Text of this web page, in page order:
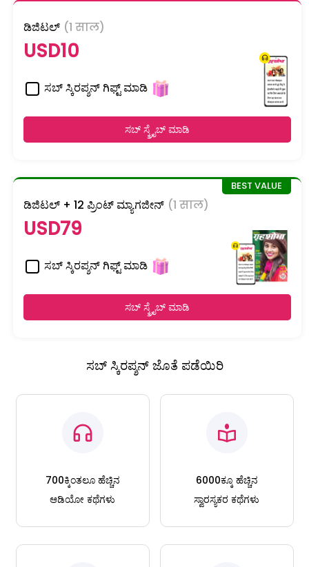
ಡಿಜಿಟಲ್ (1 साल)
USD10
ಸಬ್ ಸ್ಕಿರಪ್ಶನ್ ಗಿಫ್ಟ್ ಮಾಡಿ
ಸಬ್ ಸ್ಕ್ರೈಬ್ ಮಾಡಿ
ಡಿಜಿಟಲ್ + 12 ಪ್ರಿಂಟ್ ಮ್ಯಾಗಜೀನ್ (1 साल)
USD79
ಸಬ್ ಸ್ಕಿರಪ್ಶನ್ ಗಿಫ್ಟ್ ಮಾಡಿ
ಸಬ್ ಸ್ಕ್ರೈಬ್ ಮಾಡಿ
ಸಬ್ ಸ್ಕಿರಪ್ಶನ್ ಜೊತೆ ಪಡೆಯಿರಿ
700ಕ್ಕಿಂತಲೂ ಹೆಚ್ಚಿನ
ಆಡಿಯೋ ಕಥೆಗಳು
6000ಕ್ಕೂ ಹೆಚ್ಚಿನ
ಸ್ವಾರಸ್ಯಕರ ಕಥೆಗಳು